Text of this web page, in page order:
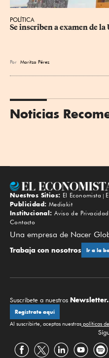
POLÍTICA
Se inscriben a examen de la
Por Maritza Pérez
Noticias
Nuestros Sitios: El Economista
Publicidad: Mediakit
Institucional: Aviso de Privacidad
Contacto
Una empresa de Nacer
Trabaja con nosotros Ir a la
Suscríbete a nuestros Newsletter.
Regístrate aquí
Al suscribirte, aceptas nuestras políticas